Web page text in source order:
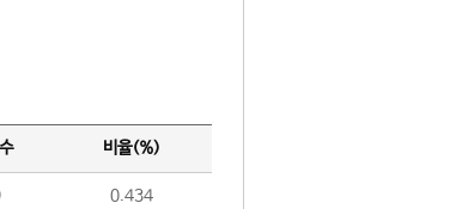
비율(%)
0.434